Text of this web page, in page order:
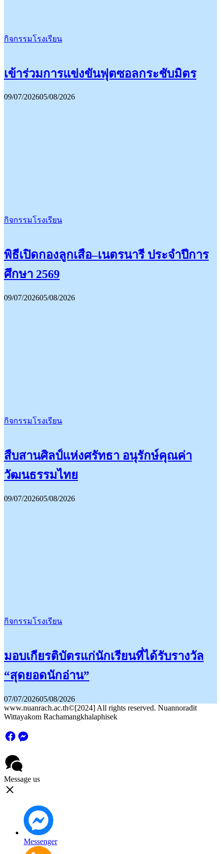
กิจกรรมโรงเรียน
เข้าร่วมการแข่งขันฟุตซอลกระชับมิตร
09/07/202605/08/2026
กิจกรรมโรงเรียน
พิธีเปิดกองลูกเสือ–เนตรนารี ประจำปีการ
ศึกษา 2569
09/07/202605/08/2026
กิจกรรมโรงเรียน
สืบสานศิลป์แห่งศรัทธา อนุรักษ์คุณค่า
วัฒนธรรมไทย
09/07/202605/08/2026
กิจกรรมโรงเรียน
มอบเกียรติบัตรแก่นักเรียนที่ได้รับรางวัล
“สุดยอดนักอ่าน”
07/07/202605/08/2026
www.nuanrach.ac.th©[2024] All rights reserved. Nuannoradit
Wittayakom Rachamangkhalaphisek
Message us
Messenger